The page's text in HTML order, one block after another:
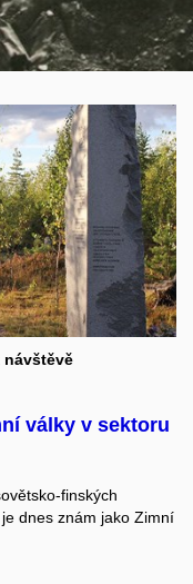
návštěvě
války v sektoru
finských
dnes znám jako Zimní